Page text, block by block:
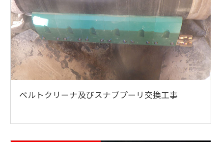
ベルトクリーナ及びスナブプーリ交換工事